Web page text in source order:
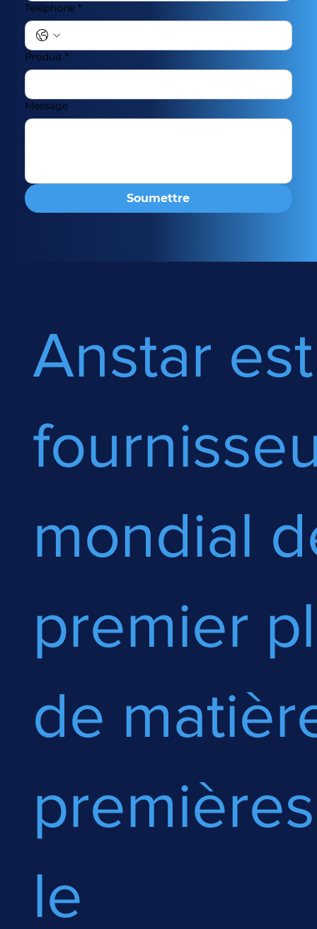
Téléphone *
Produit *
Message
Soumettre
Anstar
mondial
premier
de
le